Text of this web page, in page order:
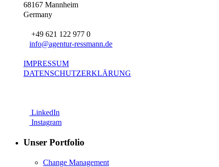
68167 Mannheim
Germany
+49 621 122 977 0
info@agentur-ressmann.de
IMPRESSUM
DATENSCHUTZERKLÄRUNG
LinkedIn
Instagram
Unser Portfolio
Change Management